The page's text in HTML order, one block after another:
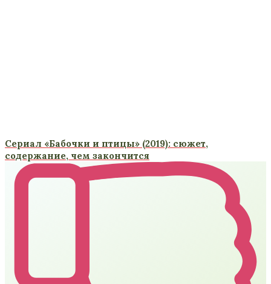
Сериал «Бабочки и птицы» (2019): сюжет,
содержание, чем закончится